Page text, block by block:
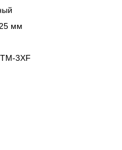
мм
3XF